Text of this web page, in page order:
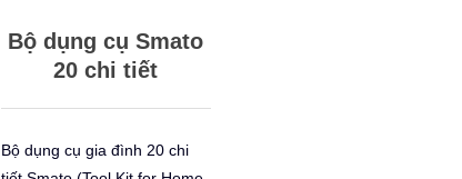
Bộ dụng cụ Smato
20 chi tiết
Bộ dụng cụ gia đình 20 chi